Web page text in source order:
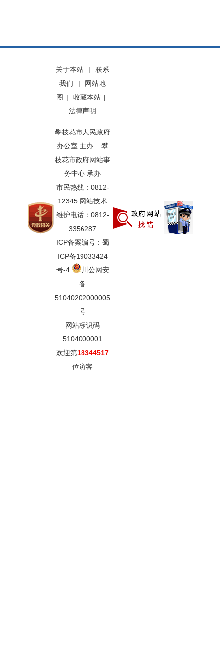
关于本站 |
联系
我们
|
网站地
图 | 收藏本站 |
法律声明
攀枝花市人民政府
办公室 主办 攀
枝花市政府网站事
务中心 承办
市民热线：0812-
12345 网站技术
维护电话：0812-
3356287
ICP备案编号：蜀
ICP备19033424
号-4
川公网安
备
51040202000005
号
网站标识码
5104000001
欢迎第18344517
位访客